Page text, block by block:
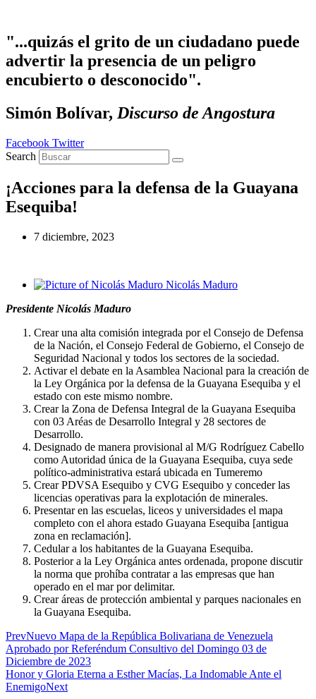
contenido
"...quizás el grito de un ciudadano puede
advertir la presencia de un peligro
encubierto o desconocido".
Simón Bolívar, Discurso de Angostura
Facebook Twitter
Search
¡Acciones para la defensa de la Guayana
Esequiba!
7 diciembre, 2023
Nicolás Maduro
Presidente Nicolás Maduro
Crear una alta comisión integrada por el Consejo de Defensa
de la Nación, el Consejo Federal de Gobierno, el Consejo de
Seguridad Nacional y todos los sectores de la sociedad.
Activar el debate en la Asamblea Nacional para la creación de
la Ley Orgánica por la defensa de la Guayana Esequiba y el
estado con este mismo nombre.
Crear la Zona de Defensa Integral de la Guayana Esequiba
con 03 Aréas de Desarrollo Integral y 28 sectores de
Desarrollo.
Designado de manera provisional al M/G Rodríguez Cabello
como Autoridad única de la Guayana Esequiba, cuya sede
político-administrativa estará ubicada en Tumeremo
Crear PDVSA Esequibo y CVG Esequibo y conceder las
licencias operativas para la explotación de minerales.
Presentar en las escuelas, liceos y universidades el mapa
completo con el ahora estado Guayana Esequiba [antigua
zona en reclamación].
Cedular a los habitantes de la Guayana Esequiba.
Posterior a la Ley Orgánica antes ordenada, propone discutir
la norma que prohíba contratar a las empresas que han
operado en el mar por delimitar.
Crear áreas de protección ambiental y parques nacionales en
la Guayana Esequiba.
PrevNuevo Mapa de la República Bolivariana de Venezuela
Aprobado por Referéndum Consultivo del Domingo 03 de
Diciembre de 2023
Honor y Gloria Eterna a Esther Macías, La Indomable Ante el
EnemigoNext